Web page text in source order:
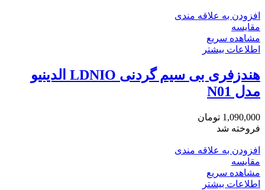
افزودن به علاقه مندی
مقایسه
مشاهده سریع
اطلاعات بیشتر
هندزفری بی سیم گردنی LDNIO الدینیو
مدل N01
1,090,000 تومان
فروخته شد
افزودن به علاقه مندی
مقایسه
مشاهده سریع
اطلاعات بیشتر